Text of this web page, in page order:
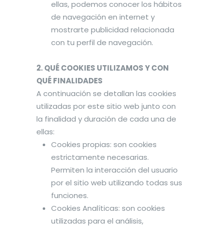
ellas, podemos conocer los hábitos
de navegación en internet y
mostrarte publicidad relacionada
con tu perfil de navegación.
2. QUÉ COOKIES UTILIZAMOS Y CON
QUÉ FINALIDADES
A continuación se detallan las cookies
utilizadas por este sitio web junto con
la finalidad y duración de cada una de
ellas:
Cookies propias: son cookies
estrictamente necesarias.
Permiten la interacción del usuario
por el sitio web utilizando todas sus
funciones.
Cookies Analíticas: son cookies
utilizadas para el análisis,